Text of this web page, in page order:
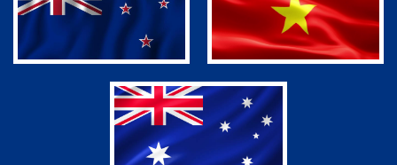
CÔNG DỤNG CỦA DERMEDEN HAND CREAM
Cung cấp độ ẩm cho da tay, giữ cho da mềm mại và
Chống lão hóa giúp làm chậm quá trình lão hóa của